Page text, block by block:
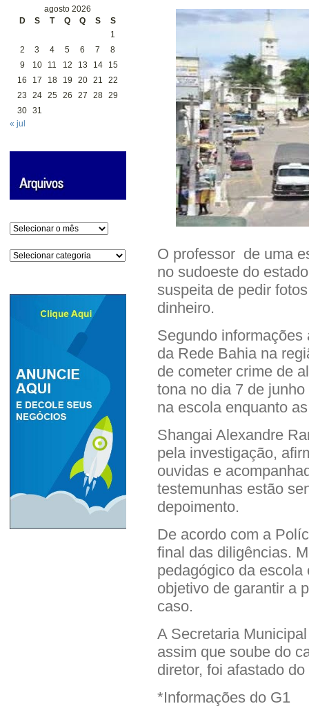
agosto 2026
D
S T Q Q S
S
1
2
3 4 5 6 7
8
9
10 11 12 13 14
15
16
17 18 19 20 21
22
23
24 25 26 27 28 29
30 31
« jul
Arquivos
Categorias
O professor de uma
no sudoeste do
suspeita de pedir
dinheiro.
Segundo
da Rede Bahia na
de cometer crime de
tona no dia 7 de
na escola enquanto
Shangai Alexandre
pela investigação,
ouvidas e
testemunhas estão
depoimento.
De acordo com a
final das diligências.
pedagógico da
objetivo de garantir a
caso.
A Secretaria
assim que soube do
diretor, foi afastado
*Informações do G1